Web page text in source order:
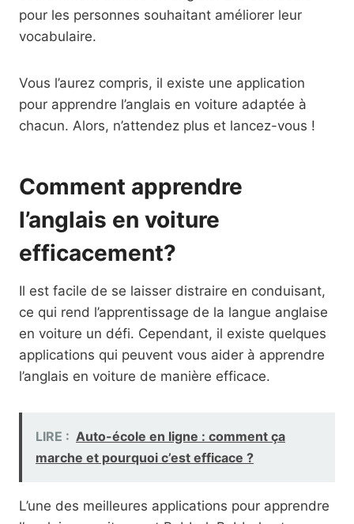
pour les personnes souhaitant améliorer leur
vocabulaire.
Vous l’aurez compris, il existe une application
pour apprendre l’anglais en voiture adaptée à
chacun. Alors, n’attendez plus et lancez-vous !
Comment apprendre
l’anglais en voiture
efficacement?
Il est facile de se laisser distraire en conduisant,
ce qui rend l’apprentissage de la langue anglaise
en voiture un défi. Cependant, il existe quelques
applications qui peuvent vous aider à apprendre
l’anglais en voiture de manière efficace.
LIRE : Auto-école en ligne : comment ça
marche et pourquoi c’est efficace ?
L’une des meilleures applications pour apprendre